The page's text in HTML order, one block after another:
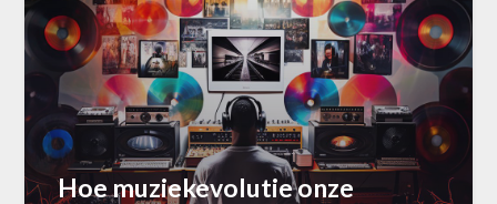
Hoe muziekevolutie onze